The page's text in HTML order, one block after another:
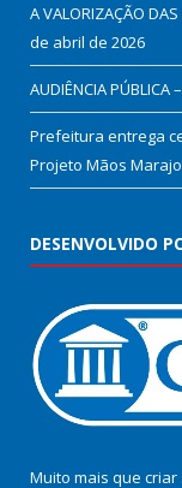
A VALORIZAÇÃO DAS
de abril de 2026
AUDIÊNCIA PÚBLICA
Prefeitura entrega
Projeto Mãos
DESENVOLVIDO
Muito mais que criar